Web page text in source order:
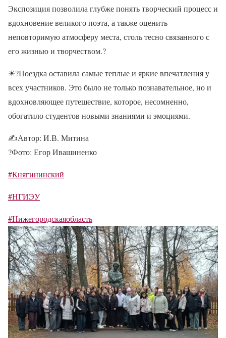
Экспозиция позволила глубже понять творческий процесс и
вдохновение великого поэта, а также оценить
неповторимую атмосферу места, столь тесно связанного с
его жизнью и творчеством.?
☀?Поездка оставила самые теплые и яркие впечатления у
всех участников. Это было не только познавательное, но и
вдохновляющее путешествие, которое, несомненно,
обогатило студентов новыми знаниями и эмоциями.
✍Автор: И.В. Митина
?Фото: Егор Ивашиненко
#Княгининский
#НГИЭУ
#Нижегородскаяобласть